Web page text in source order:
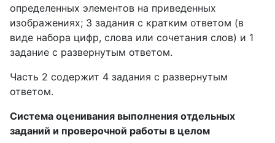
определенных элементов на приведенных
изображениях; 3 задания с кратким ответом (в
виде набора цифр, слова или сочетания слов) и 1
задание с развернутым ответом.
Часть 2 содержит 4 задания с развернутым
ответом.
Система оценивания выполнения отдельных
заданий и проверочной работы в целом